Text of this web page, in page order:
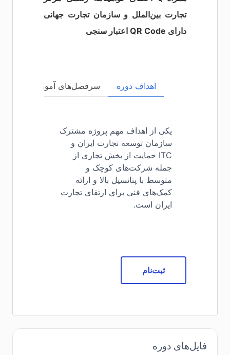
تجارت بین‌الملل و سازمان تجارت جهانی
دارای QR Code اعتبار سنجی
اهداف دوره سرفصل‌های آموزشی
یکی از اهداف مهم پروژه مشترک
سازمان توسعه تجارت ایران و
ITC حمایت از بخش تجاری از
جمله شرکت‌های کوچک و
متوسط با پتانسیل بالا و ارائه
کمک‌های فنی برای ارتقای تجارت
ایران است.
ثبت‌نام
فایل‌های دوره